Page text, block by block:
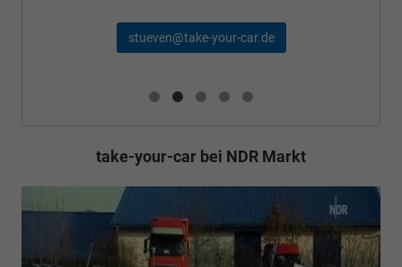
stueven@take-your-car.de
take-your-car bei NDR Markt